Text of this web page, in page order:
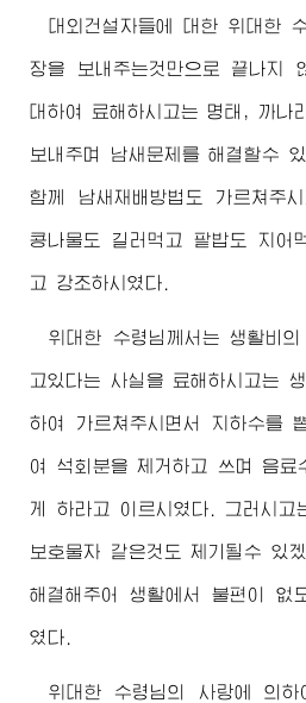
대외건설자들에 대한 위대한
장을 보내주는것만으로 끝나지
대하여 료해하시고는 명태, 까나
보내주며 남새문제를 해결할수
함께 남새재배방법도 가르쳐주
콩나물도 길러먹고 팥밥도 지어
고 강조하시였다.
위대한 수령님께서 는 생활비
고있다는 사실을 료해하시고는
하여 가르쳐주시면서 지하수를
여 석회분을 제거하고 쓰며 음료
게 하라고 이르시였다. 그러시고
보호물자 같은것도 제기될수 있
해결해주어 생활에서 불편이 없
였다.
위대한 수령님의 사랑에 의하